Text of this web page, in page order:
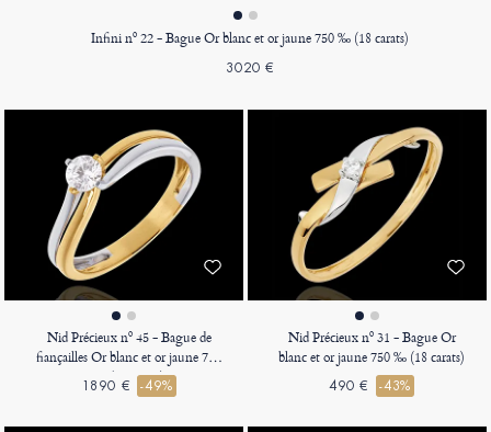
Infini nº 22 - Bague Or blanc et or jaune 750 ‰ (18 carats)
3020 €
Nid Précieux nº 45 - Bague de
fiançailles Or blanc et or jaune 750
‰ (18 carats)
1890 € -49%
Nid Précieux nº 31 - Bague Or
blanc et or jaune 750 ‰ (18 carats)
490 € -43%